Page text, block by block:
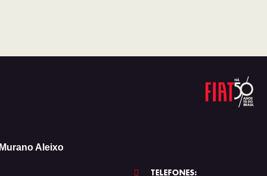
Murano Aleixo
TELEFONES: